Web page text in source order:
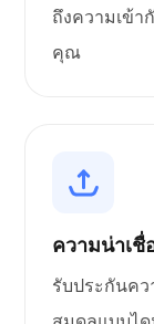
ถึงความเข้า
คุณ
ความน่าเ
รับประกันค